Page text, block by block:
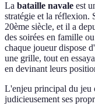
La bataille navale est
stratégie et la réflexion.
20ème siècle, et il a
des soirées en famille
chaque joueur dispose
une grille, tout en
en devinant leurs
L'enjeu principal du jeu
judicieusement ses